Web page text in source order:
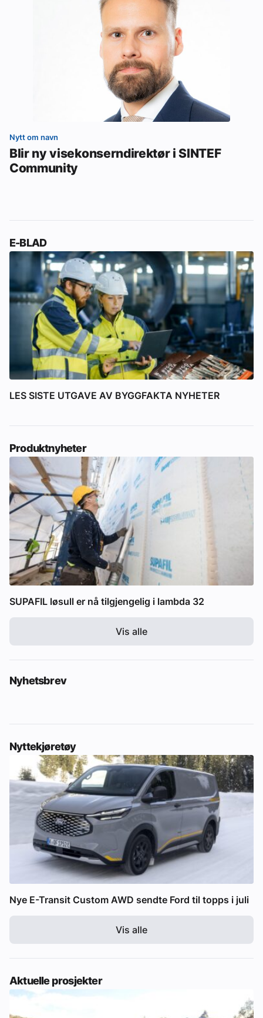
Nytt om navn
Blir ny visekonserndirektør i SINTEF
Community
E-BLAD
LES SISTE UTGAVE AV BYGGFAKTA NYHETER
Produktnyheter
SUPAFIL løsull er nå tilgjengelig i lambda 32
Vis alle
Nyhetsbrev
Nyttekjøretøy
Nye E-Transit Custom AWD sendte Ford til topps i juli
Vis alle
Aktuelle prosjekter